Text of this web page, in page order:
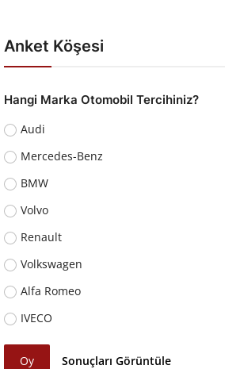
Anket Köşesi
Hangi Marka Otomobil Tercihiniz?
Audi
Mercedes-Benz
BMW
Volvo
Renault
Volkswagen
Alfa Romeo
IVECO
Oy Sonuçları Görüntüle